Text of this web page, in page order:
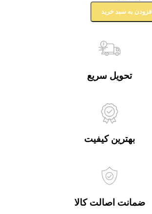
افزودن به سبد خرید
تحویل سریع
بهترین کیفیت
ضمانت اصالت کالا